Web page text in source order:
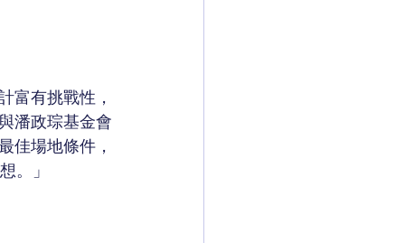
富有挑戰性，
潘政琮基金會
佳場地條件，
。」